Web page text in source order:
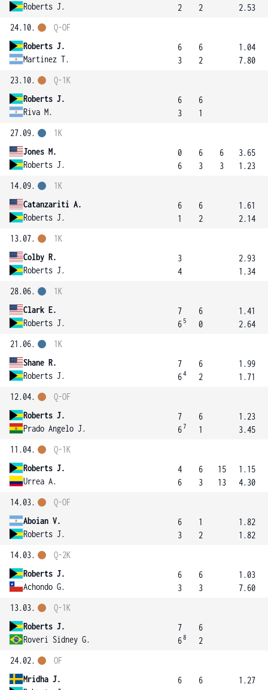
Roberts J.
2
2
2.53
24.10.
Roberts J.
Martinez T.
Q-OF
6
3
6
2
1.04
7.80
23.10.
Roberts J.
Riva M.
Q-1K
6
3
6
1
27.09.
Jones M.
Roberts J.
1K
0
6
6
3
6
3
3.65
1.23
14.09.
Catanzariti A.
Roberts J.
1K
6
1
6
2
1.61
2.14
13.07.
Colby R.
Roberts J.
1K
3
4
2.93
1.34
28.06.
Clark E.
Roberts J.
1K
7
6 5
6
0
1.41
2.64
21.06.
Shane R.
Roberts J.
1K
7
64
6
2
1.99
1.71
12.04.
Roberts J.
Prado Angelo J.
Q-OF
7
67
6
1
1.23
3.45
11.04.
Roberts J.
Urrea A.
Q-1K
4
6
6
3
15
13
1.15
4.30
14.03.
Aboian V.
Roberts J.
Q-OF
6
3
1
2
1.82
1.82
14.03.
Roberts J.
Achondo G.
Q-2K
6
3
6
3
1.03
7.60
13.03.
Roberts J.
Roveri Sidney G.
Q-1K
7
68
6
2
24.02.
Mridha J.
OF
6
6
1.27